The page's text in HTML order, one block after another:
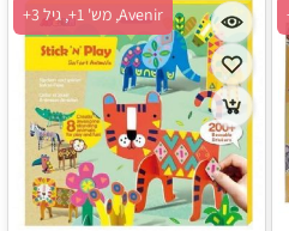
Avenir, מש' 1+, גיל 3+